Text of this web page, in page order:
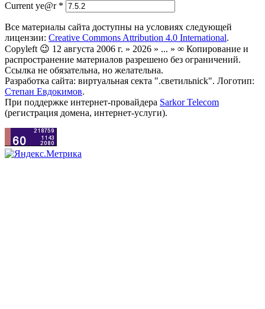
Current ye@r *
Все материалы сайта доступны на условиях следующей
лицензии: Creative Commons Attribution 4.0 International.
Copyleft 😉 12 августа 2006 г. » 2026 » ... » ∞ Копирование и
распространение материалов разрешено без ограничений.
Ссылка не обязательна, но желательна.
Разработка сайта: виртуальная секта ".светильnick". Логотип:
Степан Евдокимов.
При поддержке интернет-провайдера Sarkor Telecom
(регистрация домена, интернет-услуги).